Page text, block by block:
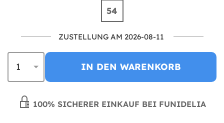
54
ZUSTELLUNG AM 2026-08-11
IN DEN WARENKORB
100% SICHERER EINKAUF BEI FUNIDELIA